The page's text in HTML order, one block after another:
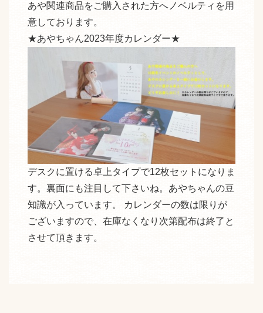
あや関連商品をご購入された方へノベルティを用
意しております。
★あやちゃん2023年度カレンダー★
デスクに置ける卓上タイプで12枚セットになりま
す。裏面にも注目して下さいね。あやちゃんの豆
知識が入っています。 カレンダーの数は限りが
ございますので、在庫なくなり次第配布は終了と
させて頂きます。